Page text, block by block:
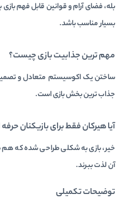
بله، فضای آرام و قوانین قابل فهم
بسیار مناسب باشد.
مهم ترین جذابیت بازی چیست؟
ساختن یک اکوسیستم متعادل و تصمیم
جذاب ترین بخش بازی است.
آیا هیرکان فقط برای بازیکنان
خیر، بازی به شکلی طراحی شده که هم
آن لذت ببرند.
توضیحات تکمیلی